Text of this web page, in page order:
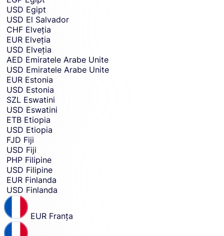
USD Egipt
USD El Salvador
CHF Elveția
EUR Elveția
USD Elveția
AED Emiratele Arabe Unite
USD Emiratele Arabe Unite
EUR Estonia
USD Estonia
SZL Eswatini
USD Eswatini
ETB Etiopia
USD Etiopia
FJD Fiji
USD Fiji
PHP Filipine
USD Filipine
EUR Finlanda
USD Finlanda
EUR Franţa